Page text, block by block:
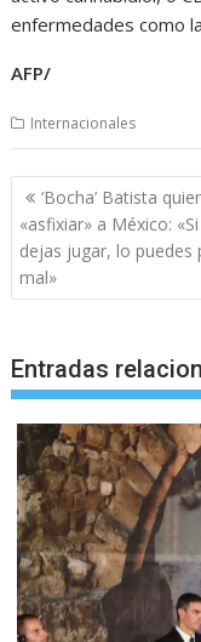
enfermedades como
AFP/
Internacionales
Navegación
de
entradas
‘Bocha’ Batista
«asfixiar» a México:
dejas jugar, lo puedes
mal»
Entradas